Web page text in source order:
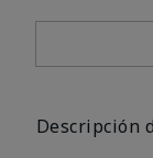
Descripción